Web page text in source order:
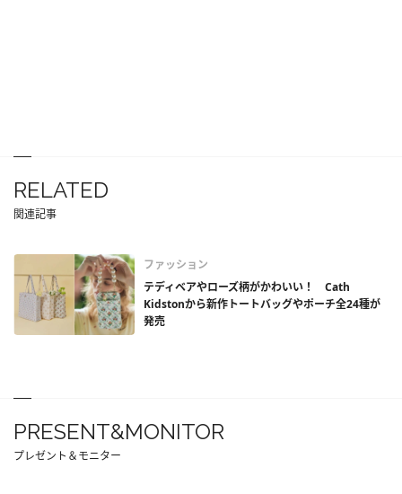
RELATED
関連記事
ファッション
テディベアやローズ柄がかわいい！ Cath
Kidstonから新作トートバッグやポーチ全24種が
発売
PRESENT&MONITOR
プレゼント＆モニター